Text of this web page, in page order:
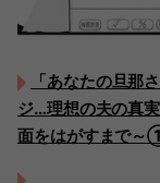
「あなたの旦那
ジ…理想の夫の真
面をはがすまで～